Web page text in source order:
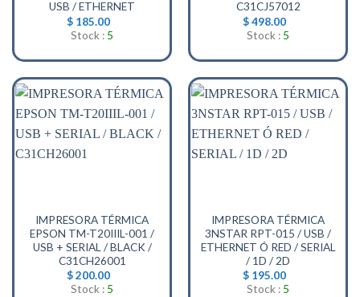
USB / ETHERNET
$185.00
Stock : 5
C31CJ57012
$498.00
Stock : 5
IMPRESORA TÉRMICA
EPSON TM-T20IIIL-001 /
USB + SERIAL / BLACK /
C31CH26001
$200.00
Stock : 5
IMPRESORA TÉRMICA
3NSTAR RPT-015 / USB /
ETHERNET Ó RED / SERIAL
/ 1D / 2D
$195.00
Stock : 5